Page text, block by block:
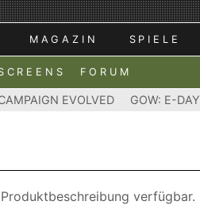
MAGAZIN SPIELE
FORUM
EVOLVED GOW: E-DAY
verfügbar.